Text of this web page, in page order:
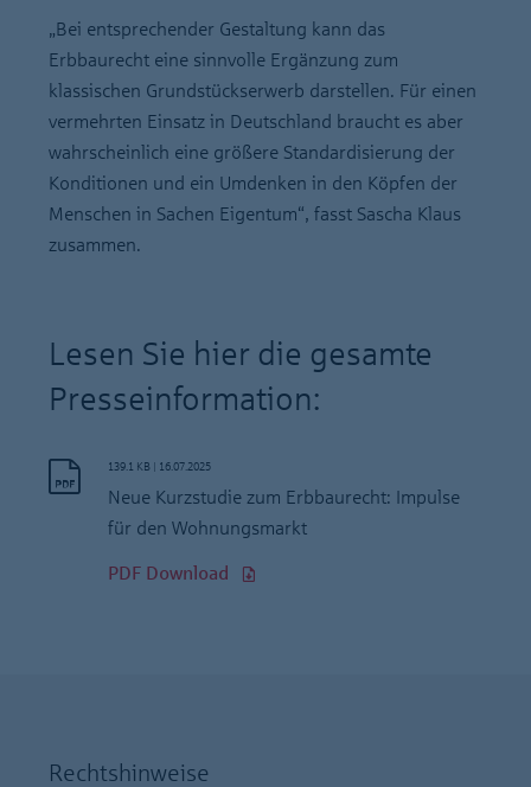
„Bei entsprechender Gestaltung kann das
Erbbaurecht eine sinnvolle Ergänzung zum
klassischen Grundstückserwerb darstellen. Für einen
vermehrten Einsatz in Deutschland braucht es aber
wahrscheinlich eine größere Standardisierung der
Konditionen und ein Umdenken in den Köpfen der
Menschen in Sachen Eigentum“, fasst Sascha Klaus
zusammen.
Lesen Sie hier die gesamte
Presseinformation:
139.1 KB | 16.07.2025
Neue Kurzstudie zum Erbbaurecht: Impulse
für den Wohnungsmarkt
PDF Download
Rechtshinweise